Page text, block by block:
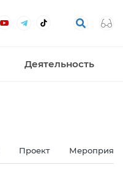
Деятельность
Проект